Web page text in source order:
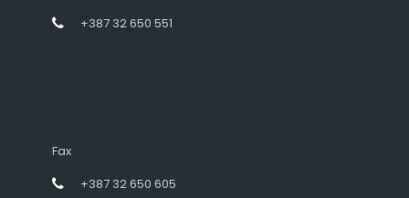
+387 32 650 551
Fax
+387 32 650 605